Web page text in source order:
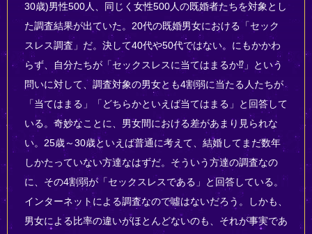
30歳)男性500人、同じく女性500人の既婚者たちを対象とし
た調査結果が出ていた。20代の既婚男女における「セック
スレス調査」だ。決して40代や50代ではない。にもかかわ
らず、自分たちが「セックスレスに当てはまるか⁉」という
問いに対して、調査対象の男女とも4割弱に当たる人たちが
「当てはまる」「どちらかといえば当てはまる」と回答して
いる。奇妙なことに、男女間における差があまり見られな
い。25歳～30歳といえば普通に考えて、結婚してまだ数年
しかたっていない方達なはずだ。そういう方達の調査なの
に、その4割弱が「セックスレスである」と回答している。
インターネットによる調査なので噓はないだろう。しかも、
男女による比率の違いがほとんどないのも、それが事実であ